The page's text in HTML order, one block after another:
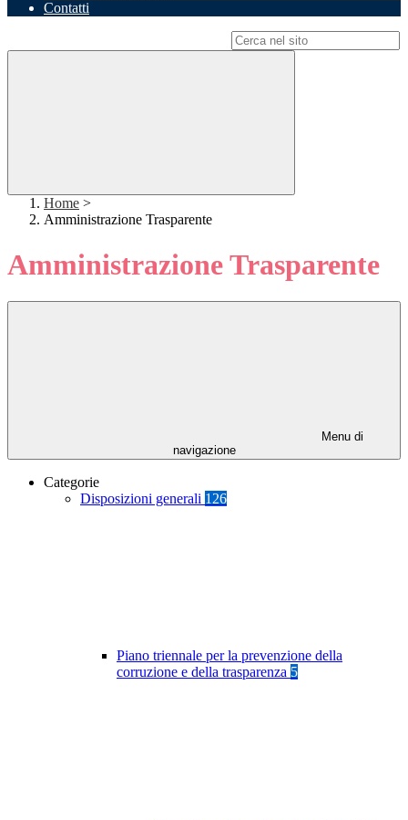
Contatti
Home >
Amministrazione Trasparente
Amministrazione Trasparente
Menu di
navigazione
Categorie
Disposizioni generali 126
Piano triennale per la prevenzione della
corruzione e della trasparenza 5